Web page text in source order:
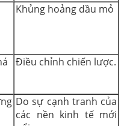
Khủng hoảng dầu mỏ
Điều chỉnh chiến lược.
Do sự cạnh tranh của
các nền kinh tế mới